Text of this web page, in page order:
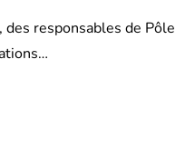
responsables de Pôle